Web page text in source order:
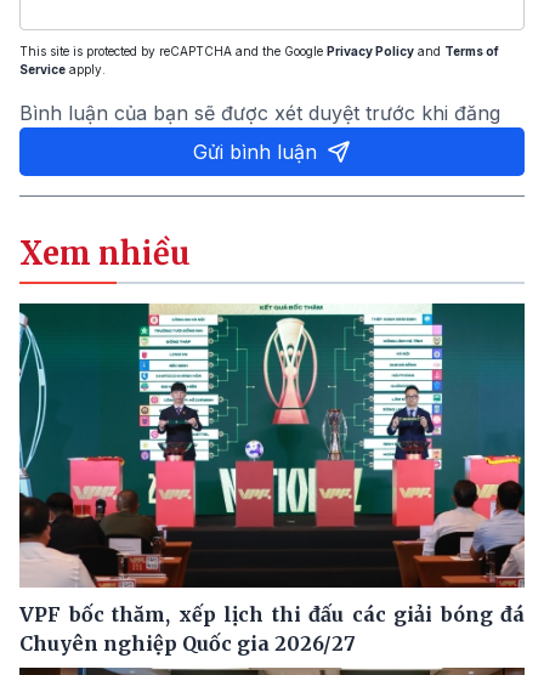
This site is protected by reCAPTCHA and the Google Privacy Policy and Terms of
Service apply.
Bình luận của bạn sẽ được xét duyệt trước khi đăng
Gửi bình luận
Xem nhiều
VPF bốc thăm, xếp lịch thi đấu các giải bóng đá
Chuyên nghiệp Quốc gia 2026/27